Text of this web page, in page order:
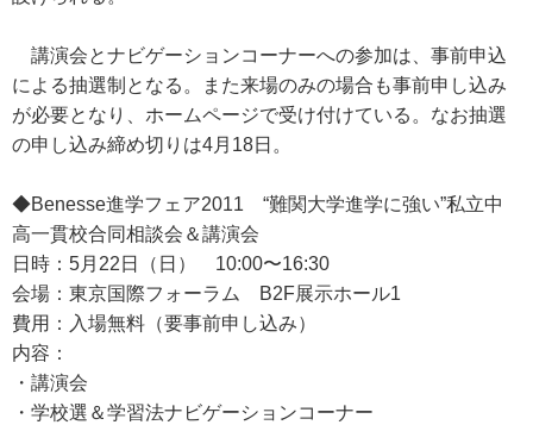
講演会とナビゲーションコーナーへの参加は、事前申込
による抽選制となる。また来場のみの場合も事前申し込み
が必要となり、ホームページで受け付けている。なお抽選
の申し込み締め切りは4月18日。
◆Benesse進学フェア2011 “難関大学進学に強い”私立中
高一貫校合同相談会＆講演会
日時：5月22日（日） 10:00〜16:30
会場：東京国際フォーラム B2F展示ホール1
費用：入場無料（要事前申し込み）
内容：
・講演会
・学校選＆学習法ナビゲーションコーナー